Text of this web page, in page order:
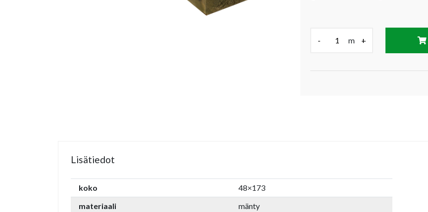
- m +
Lisätiedot
koko
48×173
materiaali
mänty